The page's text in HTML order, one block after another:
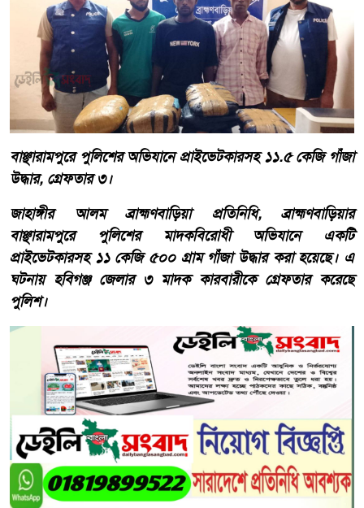
বাঞ্ছারামপুরে পুলিশের অভিযানে প্রাইভেটকারসহ ১১.৫ কেজি গাঁজা
উদ্ধার, গ্রেফতার ৩।
জাহাঙ্গীর আলম ব্রাহ্মণবাড়িয়া প্রতিনিধি, ব্রাহ্মণবাড়িয়ার
বাঞ্ছারামপুরে পুলিশের মাদকবিরোধী অভিযানে একটি
প্রাইভেটকারসহ ১১ কেজি ৫০০ গ্রাম গাঁজা উদ্ধার করা হয়েছে। এ
ঘটনায় হবিগঞ্জ জেলার ৩ মাদক কারবারীকে গ্রেফতার করেছে
পুলিশ।